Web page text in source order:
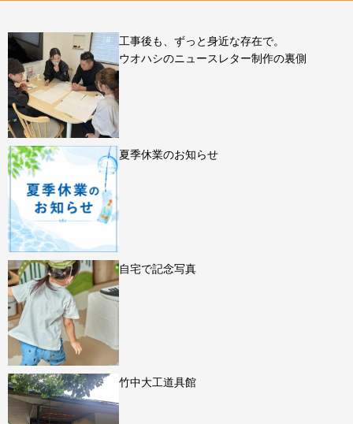
工事後も、ずっと身近な存在で。
ウオハシのニュースレター制作の裏側
夏季休業のお知らせ
自宅で記念写真
竹中大工道具館